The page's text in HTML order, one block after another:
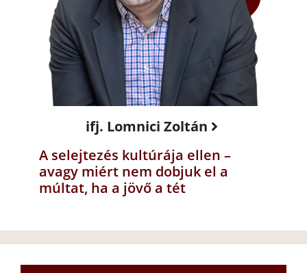
ifj. Lomnici Zoltán
A selejtezés kultúrája ellen –
avagy miért nem dobjuk el a
múltat, ha a jövő a tét